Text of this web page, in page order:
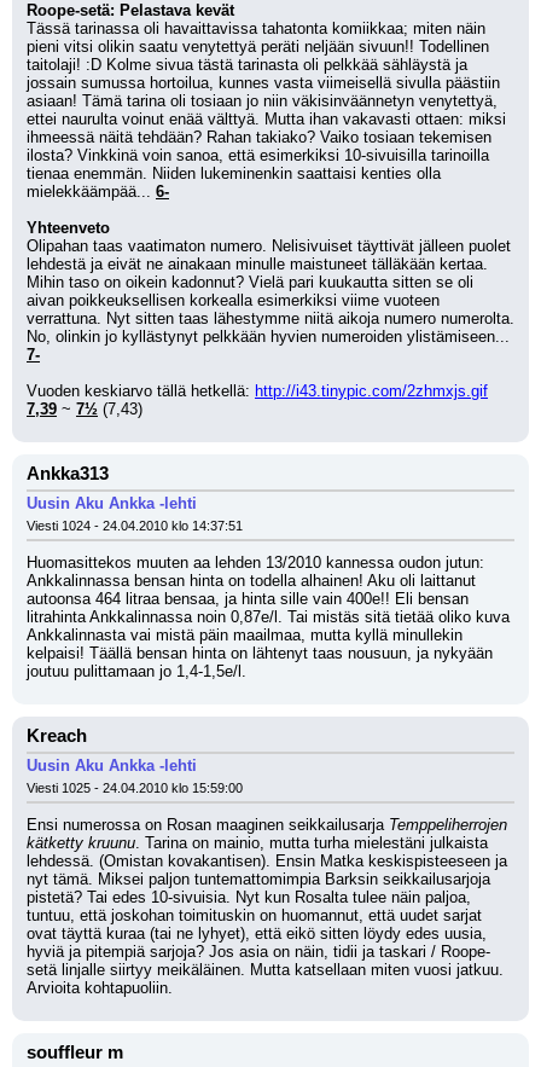
Roope-setä: Pelastava kevät
Tässä tarinassa oli havaittavissa tahatonta komiikkaa; miten näin
pieni vitsi olikin saatu venytettyä peräti neljään sivuun!! Todellinen
taitolaji! :D Kolme sivua tästä tarinasta oli pelkkää sähläystä ja
jossain sumussa hortoilua, kunnes vasta viimeisellä sivulla päästiin
asiaan! Tämä tarina oli tosiaan jo niin väkisinväännetyn venytettyä,
ettei naurulta voinut enää välttyä. Mutta ihan vakavasti ottaen: miksi
ihmeessä näitä tehdään? Rahan takiako? Vaiko tosiaan tekemisen
ilosta? Vinkkinä voin sanoa, että esimerkiksi 10-sivuisilla tarinoilla
tienaa enemmän. Niiden lukeminenkin saattaisi kenties olla
mielekkäämpää... 6-
Yhteenveto
Olipahan taas vaatimaton numero. Nelisivuiset täyttivät jälleen puolet
lehdestä ja eivät ne ainakaan minulle maistuneet tälläkään kertaa.
Mihin taso on oikein kadonnut? Vielä pari kuukautta sitten se oli
aivan poikkeuksellisen korkealla esimerkiksi viime vuoteen
verrattuna. Nyt sitten taas lähestymme niitä aikoja numero numerolta.
7-
Vuoden keskiarvo tällä hetkellä: http://i43.tinypic.com/2zhmxjs.gif
7,39 ~ 7½ (7,43)
Ankka313
Uusin Aku Ankka -lehti
Viesti 1024 - 24.04.2010 klo 14:37:51
Huomasittekos muuten aa lehden 13/2010 kannessa oudon jutun:
Ankkalinnassa bensan hinta on todella alhainen! Aku oli laittanut
autoonsa 464 litraa bensaa, ja hinta sille vain 400e!! Eli bensan
litrahinta Ankkalinnassa noin 0,87e/l. Tai mistäs sitä tietää oliko kuva
Ankkalinnasta vai mistä päin maailmaa, mutta kyllä minullekin
kelpaisi! Täällä bensan hinta on lähtenyt taas nousuun, ja nykyään
joutuu pulittamaan jo 1,4-1,5e/l.
Kreach
Uusin Aku Ankka -lehti
Viesti 1025 - 24.04.2010 klo 15:59:00
Ensi numerossa on Rosan maaginen seikkailusarja Temppeliherrojen
kätketty kruunu. Tarina on mainio, mutta turha mielestäni julkaista
lehdessä. (Omistan kovakantisen). Ensin Matka keskispisteeseen ja
nyt tämä. Miksei paljon tuntemattomimpia Barksin seikkailusarjoja
pistetä? Tai edes 10-sivuisia. Nyt kun Rosalta tulee näin paljoa,
tuntuu, että joskohan toimituskin on huomannut, että uudet sarjat
ovat täyttä kuraa (tai ne lyhyet), että eikö sitten löydy edes uusia,
hyviä ja pitempiä sarjoja? Jos asia on näin, tidii ja taskari / Roope-
setä linjalle siirtyy meikäläinen. Mutta katsellaan miten vuosi jatkuu.
Arvioita kohtapuoliin.
souffleur m